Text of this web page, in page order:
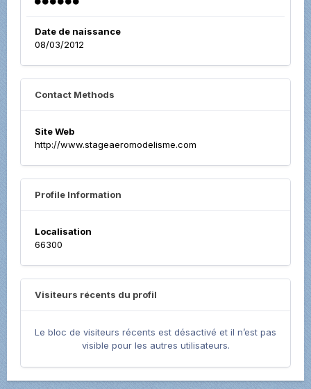
Date de naissance
08/03/2012
Contact Methods
Site Web
http://www.stageaeromodelisme.com
Profile Information
Localisation
66300
Visiteurs récents du profil
Le bloc de visiteurs récents est désactivé et il n’est pas
visible pour les autres utilisateurs.